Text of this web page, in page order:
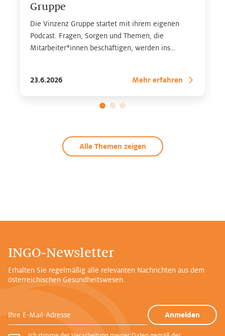
Gruppe
Die Vinzenz Gruppe startet mit ihrem eigenen
Podcast. Fragen, Sorgen und Themen, die
Mitarbeiter*innen beschäftigen, werden ins
auf allen gängigen Streaming-Plattformen
23.6.2026 Mehr erfahren
Alle Themen zeigen
INGO-Newsletter
Erhalten Sie regelmäßig alle relevanten Nachrichten aus dem
österreichischen Gesundheitswesen.
Ihre E-Mail-Adresse
Anmelden